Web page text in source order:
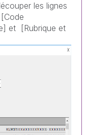
les lignes
et [Rubrique et